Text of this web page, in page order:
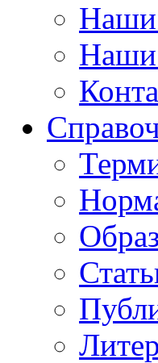
Наши
Наши